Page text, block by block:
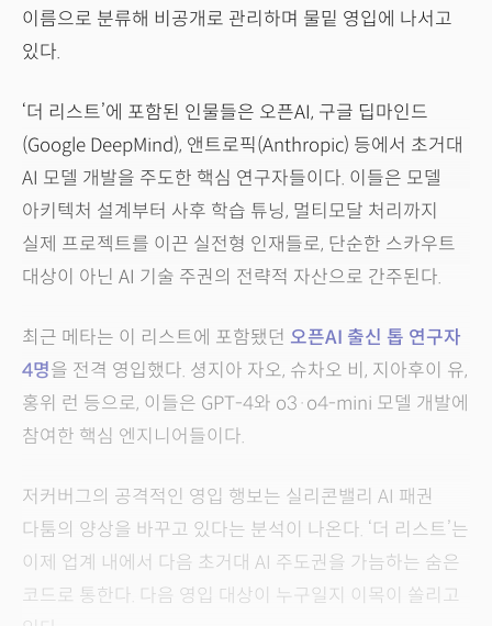
이름으로 분류해 비공개로 관리하며 물밑 영입에 나서고
있다.
‘더 리스트’에 포함된 인물들은 오픈AI, 구글 딥마인드
(Google DeepMind), 앤트로픽(Anthropic) 등에서 초거대
AI 모델 개발을 주도한 핵심 연구자들이다. 이들은 모델
아키텍처 설계부터 사후 학습 튜닝, 멀티모달 처리까지
실제 프로젝트를 이끈 실전형 인재들로, 단순한 스카우트
대상이 아닌 AI 기술 주권의 전략적 자산으로 간주된다.
최근 메타는 이 리스트에 포함됐던 오픈AI 출신 톱 연구자
4명을 전격 영입했다. 셩지아 자오, 슈차오 비, 지아후이 유,
홍위 런 등으로, 이들은 GPT-4와 o3·o4-mini 모델 개발에
참여한 핵심 엔지니어들이다.
저커버그의 공격적인 영입 행보는 실리콘밸리 AI 패권
다툼의 양상을 바꾸고 있다는 분석이 나온다. ‘더 리스트’는
이제 업계 내에서 다음 초거대 AI 주도권을 가늠하는 숨은
코드로 통한다. 다음 영입 대상이 누구일지 이목이 쏠리고